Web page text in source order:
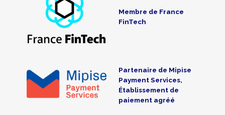
Membre de France
FinTech
Partenaire de Mipise
Payment Services,
Établissement de
paiement agréé